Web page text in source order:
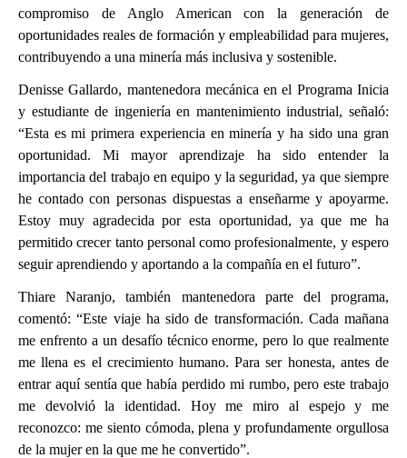
compromiso de Anglo American con la generación de
oportunidades reales de formación y empleabilidad para mujeres,
contribuyendo a una minería más inclusiva y sostenible.
Denisse Gallardo, mantenedora mecánica en el Programa Inicia
y estudiante de ingeniería en mantenimiento industrial, señaló:
“Esta es mi primera experiencia en minería y ha sido una gran
oportunidad. Mi mayor aprendizaje ha sido entender la
importancia del trabajo en equipo y la seguridad, ya que siempre
he contado con personas dispuestas a enseñarme y apoyarme.
Estoy muy agradecida por esta oportunidad, ya que me ha
permitido crecer tanto personal como profesionalmente, y espero
seguir aprendiendo y aportando a la compañía en el futuro”.
Thiare Naranjo, también mantenedora parte del programa,
comentó: “Este viaje ha sido de transformación. Cada mañana
me enfrento a un desafío técnico enorme, pero lo que realmente
me llena es el crecimiento humano. Para ser honesta, antes de
entrar aquí sentía que había perdido mi rumbo, pero este trabajo
me devolvió la identidad. Hoy me miro al espejo y me
reconozco: me siento cómoda, plena y profundamente orgullosa
de la mujer en la que me he convertido”.